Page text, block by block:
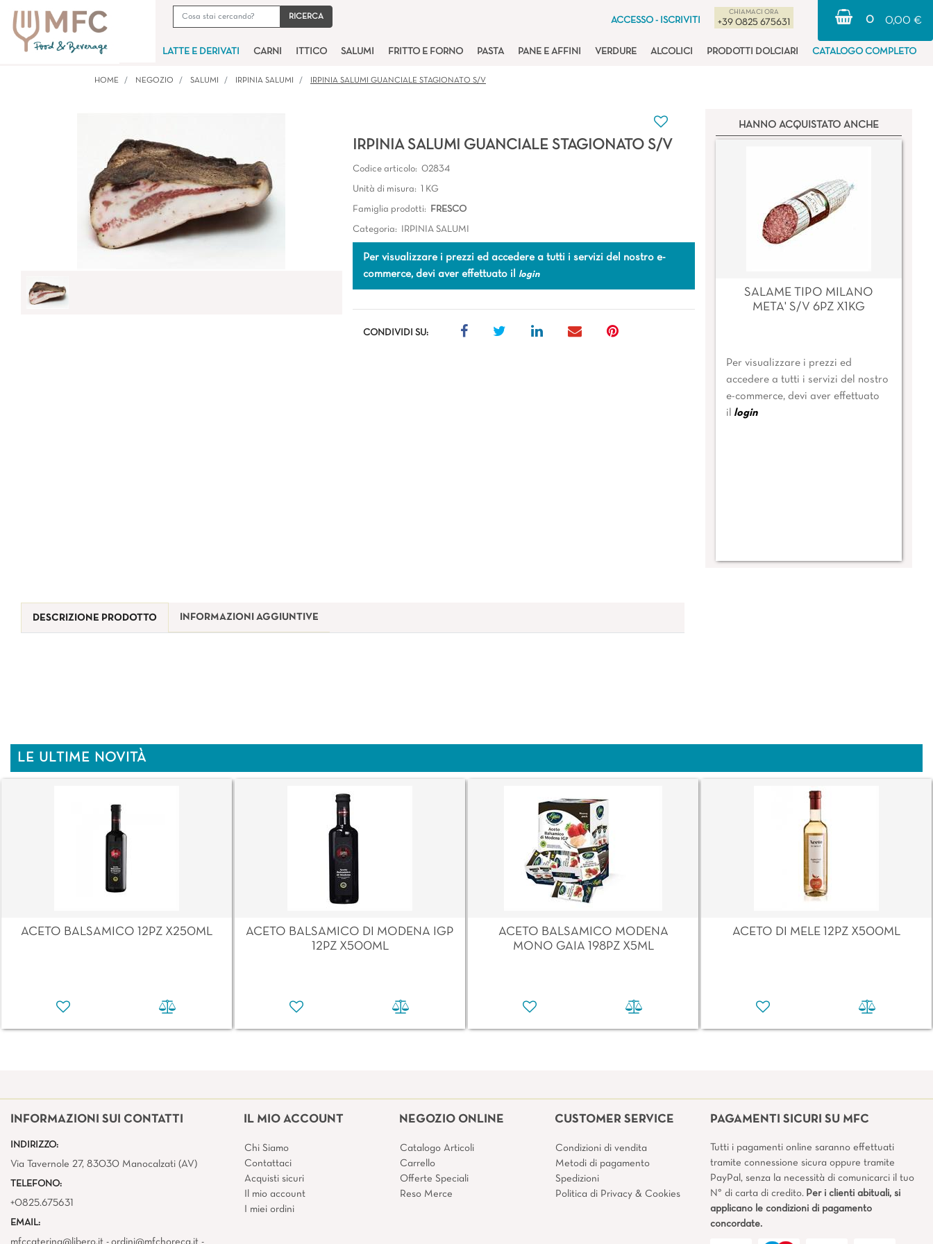
ACCESSO - ISCRIVITI
CHIAMACI ORA
+39 0825 675631 0 0,00 €
LATTE E DERIVATI CARNI ITTICO SALUMI FRITTO E FORNO PASTA PANE E AFFINI VERDURE ALCOLICI PRODOTTI DOLCIARI CATALOGO COMPLETO
HOME NEGOZIO SALUMI IRPINIA SALUMI IRPINIA SALUMI GUANCIALE STAGIONATO S/V
IRPINIA SALUMI GUANCIALE STAGIONATO S/V
Codice articolo: 02834
Unità di misura: 1 KG
Famiglia prodotti: FRESCO
Categoria: IRPINIA SALUMI
Per visualizzare i prezzi ed accedere a tutti i servizi del nostro e-
commerce, devi aver effettuato il login
CONDIVIDI SU:
HANNO ACQUISTATO ANCHE
SALAME TIPO MILANO
META' S/V 6PZ X1KG
Per visualizzare i prezzi ed
accedere a tutti i servizi del nostro
e-commerce, devi aver effettuato
il
login
DESCRIZIONE PRODOTTO INFORMAZIONI AGGIUNTIVE
LE ULTIME NOVITÀ
ACETO BALSAMICO 12PZ X250ML
ACETO BALSAMICO DI MODENA IGP
12PZ X500ML
ACETO BALSAMICO MODENA
MONO GAIA 198PZ X5ML
ACETO DI MELE 12PZ X500ML
INFORMAZIONI SUI CONTATTI
INDIRIZZO:
Via Tavernole 27, 83030 Manocalzati (AV)
TELEFONO:
+0825.675631
EMAIL:
mfccatering@libero.it - ordini@mfchoreca.it -
IL MIO ACCOUNT
Chi Siamo
Contattaci
Acquisti sicuri
Il mio account
I miei ordini
NEGOZIO ONLINE
Catalogo Articoli
Carrello
Offerte Speciali
Reso Merce
CUSTOMER SERVICE
Condizioni di vendita
Metodi di pagamento
Spedizioni
Politica di Privacy & Cookies
PAGAMENTI SICURI SU MFC
Tutti i pagamenti online saranno effettuati
tramite connessione sicura oppure tramite
PayPal, senza la necessità di comunicarci il tuo
N° di carta di credito. Per i clienti abituali, si
applicano le condizioni di pagamento
concordate.